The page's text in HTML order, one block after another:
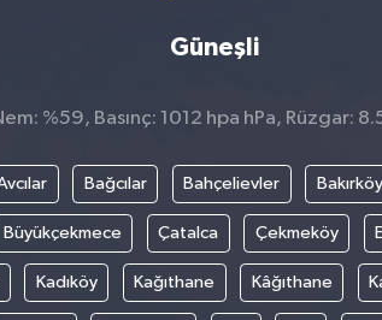
Güneşli
%59, Basınç: 1012 hpa hPa, Rüzgar:
Bağcılar Bahçelievler Bakırköy
Büyükçekmece Çatalca Çekmeköy
Kadıköy Kağıthane Kâğıthane